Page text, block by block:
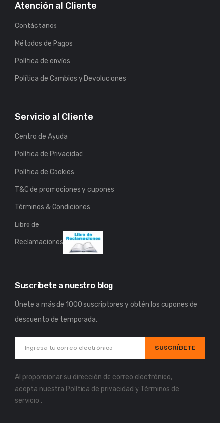
Atención al Cliente
Contáctanos
Métodos de Pagos
Política de envíos
Política de Cambios y Devoluciones
Servicio al Cliente
Centro de Ayuda
Política de Privacidad
Política de Cookies
T&C de promociones y cupones
Términos & Condiciones
Libro de
Reclamaciones
Suscríbete a nuestro blog
Únete a más de 1000 suscriptores y obtén los cupones de
descuento de temporada.
SUSCRÍBETE
Al proporcionar su dirección de correo electrónico,
acepta nuestra Política de privacidad y Términos de
servicio .